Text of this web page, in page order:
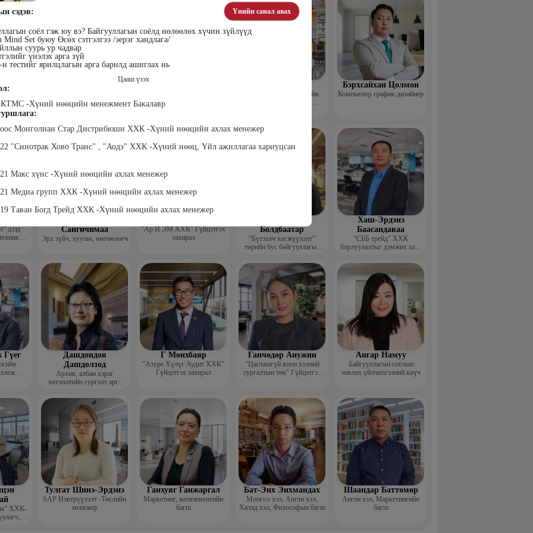
сэдэв: Үнийн санал авах
соёл гэж юу вэ? Байгууллагын соёлд нөлөөлөх хүчин зүйлүүд
Mind Set буюу Өсөх сэтгэлгээ /эерэг хандлага/
суурь ур чадвар
үнэлэх арга зүй
тестийг ярилцлагын арга барилд ашиглах нь
Цааш үзэх
-Хүний нөөцийн менежмент Бакалавр
Монголиан Стар Дистрибюшн ХХК -Хүний нөөцийн ахлах менежер
"Синотрак Хово Транс" , "Аодэ" ХХК -Хүний нөөц, Үйл ажиллагаа хариуцсан
Макс хүнс -Хүний нөөцийн ахлах менежер
Медиа групп ХХК -Хүний нөөцийн ахлах менежер
Таван Богд Трейд ХХК -Хүний нөөцийн ахлах менежер
Программист, График
нөөцийн тэргүүлэх
Хүнс, Хөдөө Аж Ахуйн
Бэрхсайхан Цолмон
Компьютер график дизайнер
дээд
Сангичимаа
Эрх зүйч, хуульч, өмгөөлөгч
"Ар И ЭМ ХХК" Гүйцэтгэх
захирал
Болдбаатар
“Бүтээлч хөгжүүлэлт”
төрийн бус байгууллагын
Хаш-Эрдэнэ
Баасандаваа
“СББ трейд” ХХК
борлуулалтыг дэмжих алба
Дашдондов
Дашдолзод
Архив, албан хэрэг
хөтлөлтийн сургалт арга
Г Мөнхбаяр
"Азуре Хүлүг Аудит ХХК"
Гүйцэтгэх захирал
Ганчөдөр Анужин
"Цаглашгүй япон хэлний
сургалтын төв" Гүйцэтгэх
Ангар Намуу
Байгууллагын соёлын
зөвлөх үйлчилгээний көүч
ХХК-
Тулгат Шинэ-Эрдэнэ
SAP Нэвтрүүлэлт -Төслийн
менежер
Ганхуяг Ганжаргал
Маркетинг, менежментийн
багш
Бат-Энх Энхмандах
Монгол хэл, Англи хэл,
Хятад хэл, Философын багш
Шаандар Баттөмөр
Англи хэл, Маркетингийн
багш